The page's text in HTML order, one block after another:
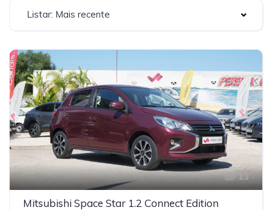
Listar: Mais recente
13
Mitsubishi Space Star 1.2 Connect Edition